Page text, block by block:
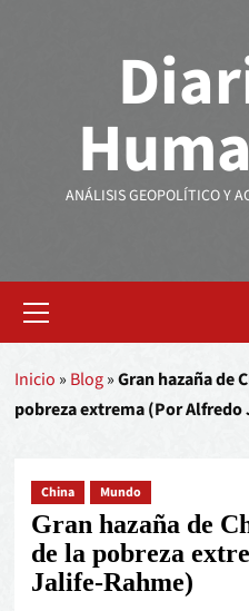
ANÁLISIS GEOPOLÍTICO Y
Inicio » Blog»Gran hazaña de
pobreza extrema (Por Alfredo
China Mundo
Gran hazaña de
de la pobreza
Jalife-Rahme)